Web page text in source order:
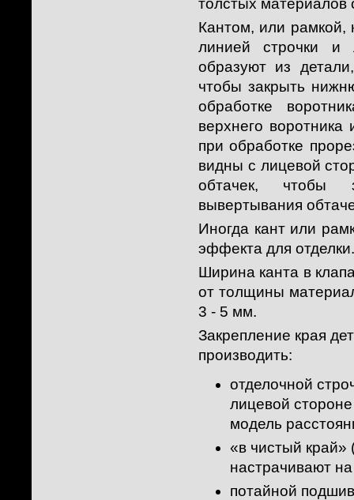
толстых материалов
Кантом, или рамкой,
линией строчки и
образуют из
чтобы закрыть
обработке
верхнего
при обработке
видны с лицевой
обтачек, чтобы
вывертывания
Иногда кант или
эффекта для отделки.
Ширина канта в
от толщины
3 - 5 мм.
Закрепление края
производить:
отделочной
лицевой
модель
«в чистый край»
настрачивают
потайной